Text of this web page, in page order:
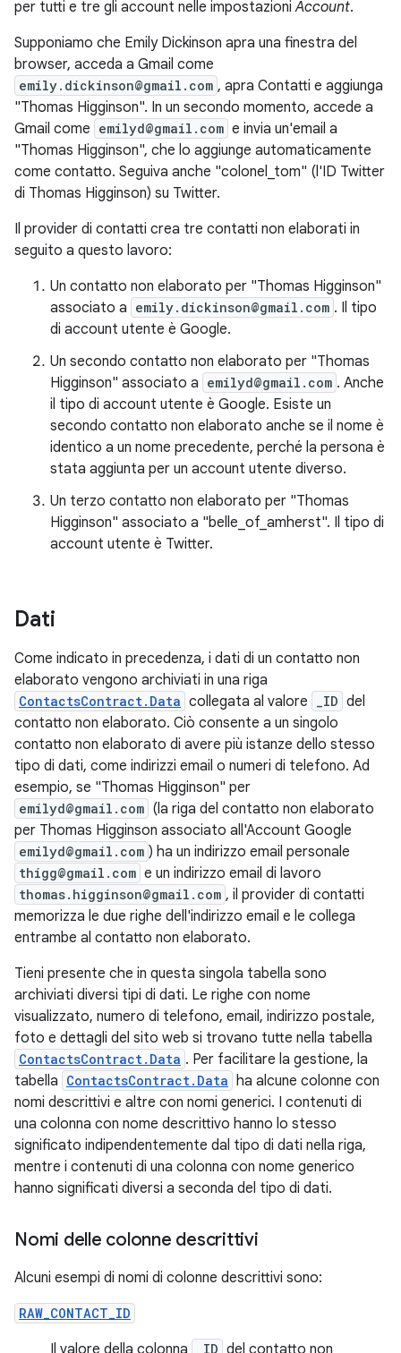
per tutti e tre gli account nelle impostazioniAccount.
Supponiamo che Emily Dickinson apra una finestra del
browser, acceda a Gmail come
emily.dickinson@gmail.com , apra Contatti e aggiunga
"Thomas Higginson". In un secondo momento, accede a
Gmail come emilyd@gmail.com e invia un'email a
"Thomas Higginson", che lo aggiunge automaticamente
come contatto. Seguiva anche "colonel_tom" (l'ID Twitter
di Thomas Higginson) su Twitter.
Il provider di contatti crea tre contatti non elaborati in
seguito a questo lavoro:
Un contatto non elaborato per "Thomas Higginson"
associato a emily.dickinson@gmail.com . Il tipo
di account utente è Google.
Un secondo contatto non elaborato per "Thomas
Higginson" associato a emilyd@gmail.com . Anche
il tipo di account utente è Google. Esiste un
secondo contatto non elaborato anche se il nome è
identico a un nome precedente, perché la persona è
stata aggiunta per un account utente diverso.
Un terzo contatto non elaborato per "Thomas
Higginson" associato a "belle_of_amherst". Il tipo di
account utente è Twitter.
Dati
Come indicato in precedenza, i dati di un contatto non
elaborato vengono archiviati in una riga
ContactsContract.Data collegata al valore _ID del
contatto non elaborato. Ciò consente a un singolo
contatto non elaborato di avere più istanze dello stesso
tipo di dati, come indirizzi email o numeri di telefono. Ad
esempio, se "Thomas Higginson" per
emilyd@gmail.com (la riga del contatto non elaborato
per Thomas Higginson associato all'Account Google
emilyd@gmail.com ) ha un indirizzo email personale
thigg@gmail.com e un indirizzo email di lavoro
thomas.higginson@gmail.com , il provider di contatti
memorizza le due righe dell'indirizzo email e le collega
entrambe al contatto non elaborato.
Tieni presente che in questa singola tabella sono
archiviati diversi tipi di dati. Le righe con nome
visualizzato, numero di telefono, email, indirizzo postale,
foto e dettagli del sito web si trovano tutte nella tabella
ContactsContract.Data . Per facilitare la gestione, la
tabella ContactsContract.Data ha alcune colonne con
nomi descrittivi e altre con nomi generici. I contenuti di
una colonna con nome descrittivo hanno lo stesso
significato indipendentemente dal tipo di dati nella riga,
mentre i contenuti di una colonna con nome generico
hanno significati diversi a seconda del tipo di dati.
Nomi delle colonne descrittivi
Alcuni esempi di nomi di colonne descrittivi sono:
RAW_CONTACT_ID
Il valore della colonna _ID del contatto non